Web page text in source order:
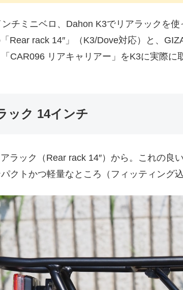
チミニベロ、Dahon K3でリアラックを
Rear rack 14″」（K3/Dove対応）と、
CAR096 リアキャリアー」をK3に実際に
ック 14インチ
ラック（Rear rack 14″）から。これの良
クトかつ軽量なところ（フィッティング